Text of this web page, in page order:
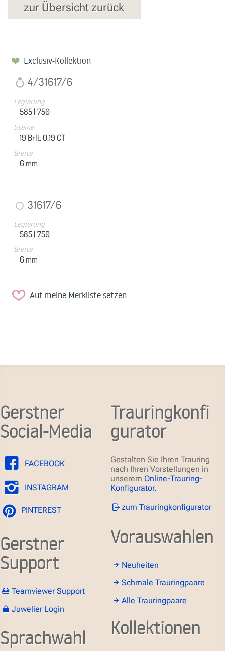
zur Übersicht zurück
Exclusiv-Kollektion
4/31617/6
Legierung
585 |750
Steine
19 Brlt. 0,19 CT
Breite
6 mm
31617/6
Legierung
585 |750
Breite
6 mm
Auf meine Merkliste setzen
Gerstner
Social-Media
FACEBOOK
INSTAGRAM
PINTEREST
Gerstner
Support
Teamviewer Support
Juwelier Login
Sprachwahl
Trauringkonfi
gurator
Gestalten Sie Ihren Trauring
nach Ihren Vorstellungen in
unserem Online-Trauring-
Konfigurator.
zum Trauringkonfigurator
Vorauswahlen
Neuheiten
Schmale Trauringpaare
Alle Trauringpaare
Kollektionen